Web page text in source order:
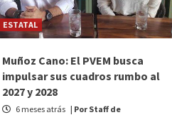
ESTATAL
Muñoz Cano: El PVEM busca
impulsar sus cuadros rumbo al
2027 y 2028
6 meses atrás | Por Staff de